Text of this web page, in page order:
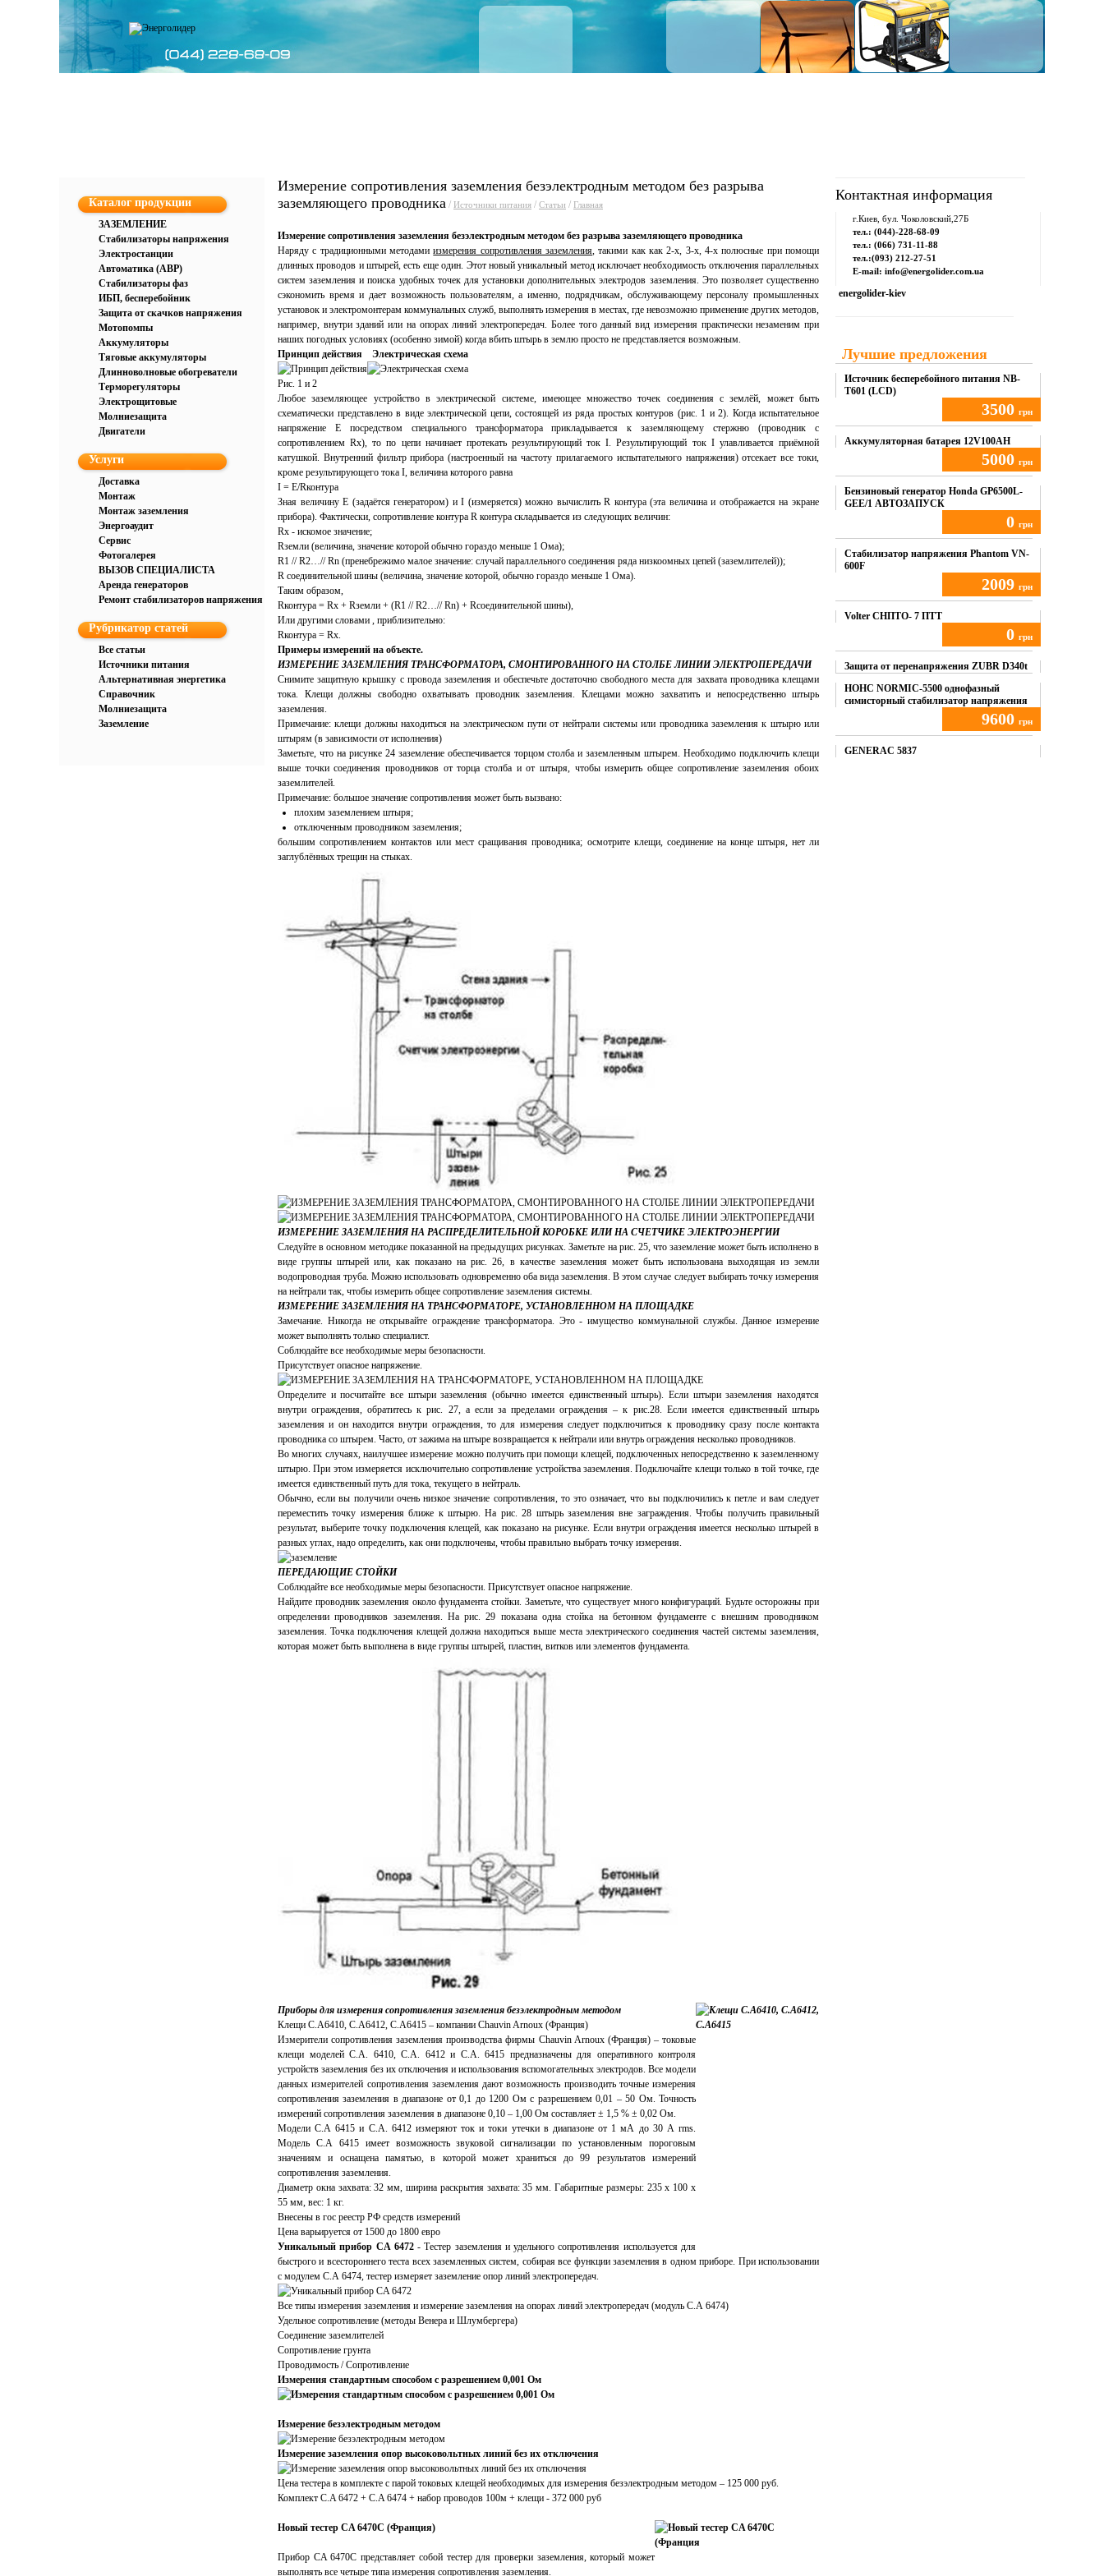
Каталог продукции
ЗАЗЕМЛЕНИЕ
Стабилизаторы напряжения
Электростанции
Автоматика (АВР)
Стабилизаторы фаз
ИБП, бесперебойник
Защита от скачков напряжения
Мотопомпы
Аккумуляторы
Тяговые аккумуляторы
Длинноволновые обогреватели
Терморегуляторы
Электрощитовые
Молниезащита
Двигатели
Услуги
Доставка
Монтаж
Монтаж заземления
Энергоаудит
Сервис
Фотогалерея
ВЫЗОВ СПЕЦИАЛИСТА
Аренда генераторов
Ремонт стабилизаторов напряжения
Рубрикатор статей
Все статьи
Источники питания
Альтернативная энергетика
Справочник
Молниезащита
Заземление
Измерение сопротивления заземления безэлектродным методом без разрыва
заземляющего проводника / Источники питания / Статьи / Главная
Измерение сопротивления заземления безэлектродным методом без разрыва заземляющего проводника
Наряду с традиционными методамиизмерения сопротивления заземления, такими как как 2-х, 3-х, 4-х полюсные при помощи
длинных проводов и штырей, есть еще один. Этот новый уникальный метод исключает необходимость отключения параллельных
систем заземления и поиска удобных точек для установки дополнительных электродов заземления. Это позволяет существенно
сэкономить время и дает возможность пользователям, а именно, подрядчикам, обслуживающему персоналу промышленных
установок и электромонтерам коммунальных служб, выполнять измерения в местах, где невозможно применение других методов,
например, внутри зданий или на опорах линий электропередач. Более того данный вид измерения практически незаменим при
наших погодных условиях (особенно зимой) когда вбить штырь в землю просто не представляется возможным.
Принцип действия
Электрическая схема
Рис. 1 и 2
Любое заземляющее устройство в электрической системе, имеющее множество точек соединения с землёй, может быть
схематически представлено в виде электрической цепи, состоящей из ряда простых контуров (рис. 1 и 2). Когда испытательное
напряжение Е посредством специального трансформатора прикладывается к заземляющему стержню (проводник с
сопротивлением Rx), то по цепи начинает протекать результирующий ток I. Результирующий ток I улавливается приёмной
катушкой. Внутренний фильтр прибора (настроенный на частоту прилагаемого испытательного напряжения) отсекает все токи,
кроме результирующего тока I, величина которого равна
I = Е/Rконтура
Зная величину Е (задаётся генератором) и I (измеряется) можно вычислить R контура (эта величина и отображается на экране
прибора). Фактически, сопротивление контура R контура складывается из следующих величин:
Rx - искомое значение;
Rземли (величина, значение которой обычно гораздо меньше 1 Ома);
R1 // R2…// Rn (пренебрежимо малое значение: случай параллельного соединения ряда низкоомных цепей (заземлителей));
R соединительной шины (величина, значение которой, обычно гораздо меньше 1 Ома).
Таким образом,
Rконтура = Rx + Rземли + (R1 // R2…// Rn) + Rсоединительной шины),
Или другими словами , приблизительно:
Rконтура = Rx.
Примеры измерений на объекте.
ИЗМЕРЕНИЕ ЗАЗЕМЛЕНИЯ ТРАНСФОРМАТОРА, СМОНТИРОВАННОГО НА СТОЛБЕ ЛИНИИ ЭЛЕКТРОПЕРЕДАЧИ
Снимите защитную крышку с провода заземления и обеспечьте достаточно свободного места для захвата проводника клещами
тока. Клещи должны свободно охватывать проводник заземления. Клещами можно захватить и непосредственно штырь
заземления.
Примечание: клещи должны находиться на электрическом пути от нейтрали системы или проводника заземления к штырю или
штырям (в зависимости от исполнения)
Заметьте, что на рисунке 24 заземление обеспечивается торцом столба и заземленным штырем. Необходимо подключить клещи
выше точки соединения проводников от торца столба и от штыря, чтобы измерить общее сопротивление заземления обоих
заземлителей.
Примечание: большое значение сопротивления может быть вызвано:
плохим заземлением штыря;
отключенным проводником заземления;
большим сопротивлением контактов или мест сращивания проводника; осмотрите клещи, соединение на конце штыря, нет ли
заглублённых трещин на стыках.
ИЗМЕРЕНИЕ ЗАЗЕМЛЕНИЯ НА РАСПРЕДЕЛИТЕЛЬНОЙ КОРОБКЕ ИЛИ НА СЧЕТЧИКЕ ЭЛЕКТРОЭНЕРГИИ
Следуйте в основном методике показанной на предыдущих рисунках. Заметьте на рис. 25, что заземление может быть исполнено в
виде группы штырей или, как показано на рис. 26, в качестве заземления может быть использована выходящая из земли
водопроводная труба. Можно использовать одновременно оба вида заземления. В этом случае следует выбирать точку измерения
на нейтрали так, чтобы измерить общее сопротивление заземления системы.
ИЗМЕРЕНИЕ ЗАЗЕМЛЕНИЯ НА ТРАНСФОРМАТОРЕ, УСТАНОВЛЕННОМ НА ПЛОЩАДКЕ
Замечание. Никогда не открывайте ограждение трансформатора. Это - имущество коммунальной службы. Данное измерение
может выполнять только специалист.
Соблюдайте все необходимые меры безопасности.
Присутствует опасное напряжение.
Определите и посчитайте все штыри заземления (обычно имеется единственный штырь). Если штыри заземления находятся
внутри ограждения, обратитесь к рис. 27, а если за пределами ограждения – к рис.28. Если имеется единственный штырь
заземления и он находится внутри ограждения, то для измерения следует подключиться к проводнику сразу после контакта
проводника со штырем. Часто, от зажима на штыре возвращается к нейтрали или внутрь ограждения несколько проводников.
Во многих случаях, наилучшее измерение можно получить при помощи клещей, подключенных непосредственно к заземленному
штырю. При этом измеряется исключительно сопротивление устройства заземления. Подключайте клещи только в той точке, где
имеется единственный путь для тока, текущего в нейтраль.
Обычно, если вы получили очень низкое значение сопротивления, то это означает, что вы подключились к петле и вам следует
переместить точку измерения ближе к штырю. На рис. 28 штырь заземления вне заграждения. Чтобы получить правильный
результат, выберите точку подключения клещей, как показано на рисунке. Если внутри ограждения имеется несколько штырей в
разных углах, надо определить, как они подключены, чтобы правильно выбрать точку измерения.
ПЕРЕДАЮЩИЕ СТОЙКИ
Соблюдайте все необходимые меры безопасности. Присутствует опасное напряжение.
Найдите проводник заземления около фундамента стойки. Заметьте, что существует много конфигураций. Будьте осторожны при
определении проводников заземления. На рис. 29 показана одна стойка на бетонном фундаменте с внешним проводником
заземления. Точка подключения клещей должна находиться выше места электрического соединения частей системы заземления,
которая может быть выполнена в виде группы штырей, пластин, витков или элементов фундамента.
Приборы для измерения сопротивления заземления безэлектродным методом
Клещи С.А6410, С.А6412, С.А6415 – компании Chauvin Arnoux (Франция)
Измерители сопротивления заземления производства фирмы Chauvin Arnoux (Франция) – токовые
клещи моделей С.А. 6410, С.А. 6412 и С.А. 6415 предназначены для оперативного контроля
устройств заземления без их отключения и использования вспомогательных электродов. Все модели
данных измерителей сопротивления заземления дают возможность производить точные измерения
сопротивления заземления в диапазоне от 0,1 до 1200 Ом с разрешением 0,01 – 50 Ом. Точность
измерений сопротивления заземления в диапазоне 0,10 – 1,00 Ом составляет ± 1,5 % ± 0,02 Ом.
Модели С.А 6415 и С.А. 6412 измеряют ток и токи утечки в диапазоне от 1 мА до 30 А rms.
Модель С.А 6415 имеет возможность звуковой сигнализации по установленным пороговым
значениям и оснащена памятью, в которой может храниться до 99 результатов измерений
сопротивления заземления.
Диаметр окна захвата: 32 мм, ширина раскрытия захвата: 35 мм. Габаритные размеры: 235 х 100 х
55 мм, вес: 1 кг.
Внесены в гос реестр РФ средств измерений
Цена варьируется от 1500 до 1800 евро
Уникальный прибор CA6472- Тестер заземления и удельного сопротивления используется для
быстрого и всестороннего теста всех заземленных систем, собирая все функции заземления в одном приборе. При использовании
с модулем С.А 6474, тестер измеряет заземление опор линий электропередач.
Все типы измерения заземления и измерение заземления на опорах линий электропередач (модуль С.А 6474)
Удельное сопротивление (методы Венера и Шлумбергера)
Соединение заземлителей
Сопротивление грунта
Проводимость / Сопротивление
Измерения стандартным способом с разрешением 0,001 Ом
Измерение безэлектродным методом
Измерение заземления опор высоковольтных линий без их отключения
Цена тестера в комплекте с парой токовых клещей необходимых для измерения безэлектродным методом – 125 000 руб.
Комплект C.A 6472 + C.A 6474 + набор проводов 100м + клещи - 372 000 руб
Новый тестер CA 6470C (Франция)
Прибор CA 6470C представляет собой тестер для проверки заземления, который может
выполнять все четыре типа измерения сопротивления заземления.
Контактная информация
г.Киев, бул. Чоколовский,27Б
тел.: (044)-228-68-09
тел.: (066) 731-11-88
тел.:(093) 212-27-51
E-mail: info@energolider.com.ua
energolider-kiev
Лучшие предложения
Источник бесперебойного питания NB-
T601 (LCD)
3500 грн
Купить
Аккумуляторная батарея 12V100AH
5000 грн
Купить
Бензиновый генератор Honda GP6500L-
GEE/1 АВТОЗАПУСК
0 грн
Купить
Стабилизатор напряжения Phantom VN-
600F
2009 грн
Купить
Volter СНПТО- 7 ПТТ
0 грн
Купить
Защита от перенапряжения ZUBR D340t
НОНС NORMIC-5500 однофазный
симисторный стабилизатор напряжения
9600 грн
Купить
GENERAC 5837